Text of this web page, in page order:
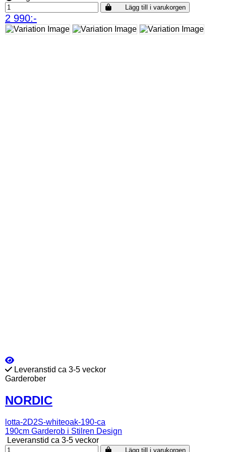
Lägg till i varukorgen
2 990:-
Leveranstid ca 3-5 veckor
Garderober
NORDIC
lotta-2D2S-whiteoak-190-ca
190cm Garderob i Stilren Design
Leveranstid ca 3-5 veckor
Lägg till i varukorgen